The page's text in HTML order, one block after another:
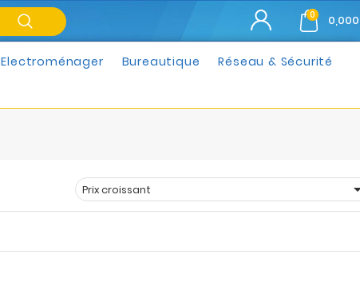
0
Electroménager Bureautique Réseau & Sécurité
Prix croissant